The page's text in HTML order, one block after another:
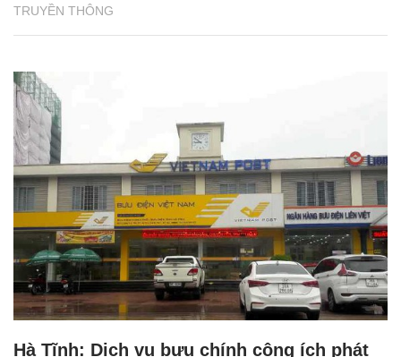
TRUYỀN THÔNG
Hà Tĩnh: Dịch vụ bưu chính công ích phát